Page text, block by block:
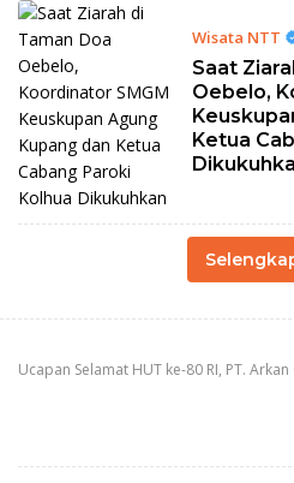
Wisata NTT
Saat
Oebelo,
Ketua
Ucapan Selamat HUT ke-80 RI, PT.